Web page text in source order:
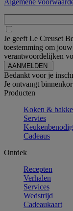
Je geeft Le Creuset
toestemming om
verantwoordelijken
Bedankt voor je
Je ontvangt
Producten
Koken &
Servies
Cadeaus
Ontdek
Recepten
Verhalen
Services
Wedstrijd
Cadeaukaart